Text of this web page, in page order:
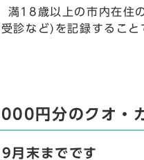
満18歳以上の市内在
診など)を記録するこ
円分のクオ・
月末までです